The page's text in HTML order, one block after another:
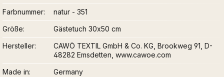
Farbnummer
natur - 351
Größe
Gästetuch 30x50 cm
Hersteller
CAWÖ TEXTIL GmbH & Co. KG, Brookweg 91, D-
48282 Emsdetten, www.cawoe.com
Made in
Germany